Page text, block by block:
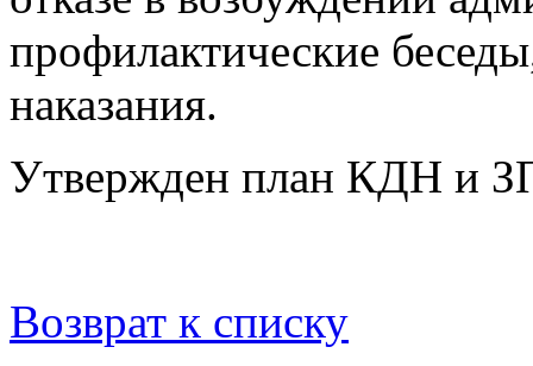
профилактические
наказания.
Утвержден план КДН и
Возврат к списку